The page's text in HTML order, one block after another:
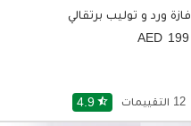
فازة ورد و توليب برتقالي
199
4.9 star_half 12 التقييمات